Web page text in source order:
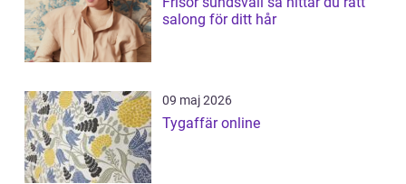
salong för ditt hår
09 maj 2026
Tygaffär online